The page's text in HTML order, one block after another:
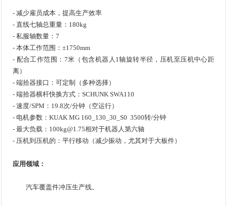
- 减少雇员成本，提高生产效率
- 直线七轴总重量：180kg
- 私服轴数量：7
- 本体工作范围：±1750mm
- 配合工作范围：7米（包含机器人1轴旋转半径，压机至压机中心距
离）
- 端拾器接口：可定制（多种选择）
- 端拾器横杆快换方式：SCHUNK SWA110
- 速度/SPM：19.8次/分钟（空运行）
- 电机参数：KUAK MG 160_130_30_S0 3500转/分钟
- 最大负载：100kg@1.75相对于机器人第六轴
- 压机到压机的：平行移动（减少振动，尤其对于大板件）
应用领域：
汽车覆盖件冲压生产线。